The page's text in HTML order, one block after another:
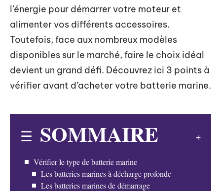
l’énergie pour démarrer votre moteur et
alimenter vos différents accessoires.
Toutefois, face aux nombreux modèles
disponibles sur le marché, faire le choix idéal
devient un grand défi. Découvrez ici 3 points à
vérifier avant d’acheter votre batterie marine.
SOMMAIRE
Vérifier le type de batterie marine
Les batteries marines à décharge profonde
Les batteries marines de démarrage